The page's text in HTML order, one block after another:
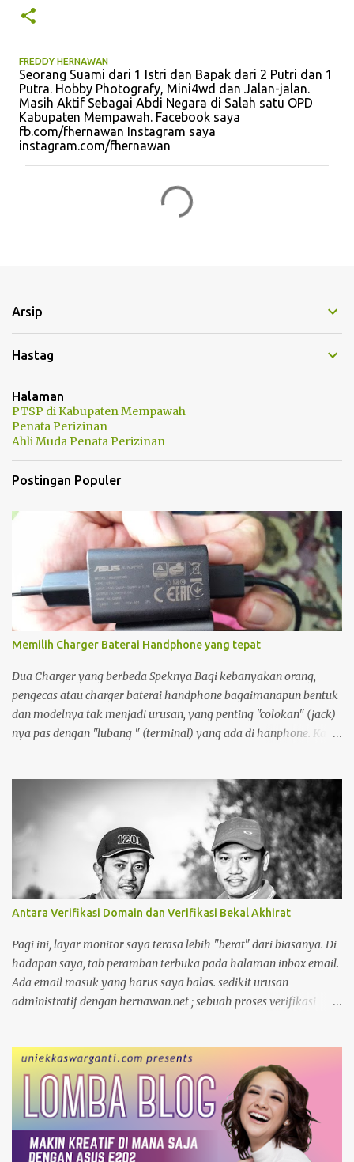
FREDDY HERNAWAN
Seorang Suami dari 1 Istri dan Bapak dari 2 Putri dan 1
Putra. Hobby Photografy, Mini4wd dan Jalan-jalan.
Masih Aktif Sebagai Abdi Negara di Salah satu OPD
Kabupaten Mempawah. Facebook saya
fb.com/fhernawan Instagram saya
instagram.com/fhernawan
Arsip
Hastag
Halaman
PTSP di Kabupaten Mempawah
Penata Perizinan
Ahli Muda Penata Perizinan
Postingan Populer
Memilih Charger Baterai Handphone yang tepat
Dua Charger yang berbeda Speknya Bagi kebanyakan orang,
pengecas atau charger baterai handphone bagaimanapun bentuk
dan modelnya tak menjadi urusan, yang penting "colokan" (jack)
nya pas dengan "lubang " (terminal) yang ada di hanphone. Kalau
dipakai kakak. Apalagi kalau ditengah perjalanan kehabisan
baterai, minjam charger di warung atau toko. nggak tahu
speknya asal maen colok-colokin.
Antara Verifikasi Domain dan Verifikasi Bekal Akhirat
Pagi ini, layar monitor saya terasa lebih "berat" dari biasanya. Di
hadapan saya, tab peramban terbuka pada halaman inbox email.
Ada email masuk yang harus saya balas. sedikit urusan
administratif dengan hernawan.net ; sebuah proses verifikasi
identitas dan rumah bagi pikiran-pikiran yang kita bagikan.
Moko dan Freddy Mungkin karena terlalu fokus, garis-garis di
kening saya tercetak jelas. Suasana ruangan yang tenang
membuat setiap ketukan jari di atas keyboard terdengar seperti
detak jam yang memburu waktu. Di tengah keseriusan itu, pintu
ruangan terbuka. Seorang kawan melangkah masuk, memecah